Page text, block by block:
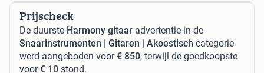
Prijscheck
De duurste Harmony gitaar advertentie in de
Snaarinstrumenten | Gitaren | Akoestisch categorie
werd aangeboden voor€ 850, terwijl de goedkoopste
voor€ 10 stond.